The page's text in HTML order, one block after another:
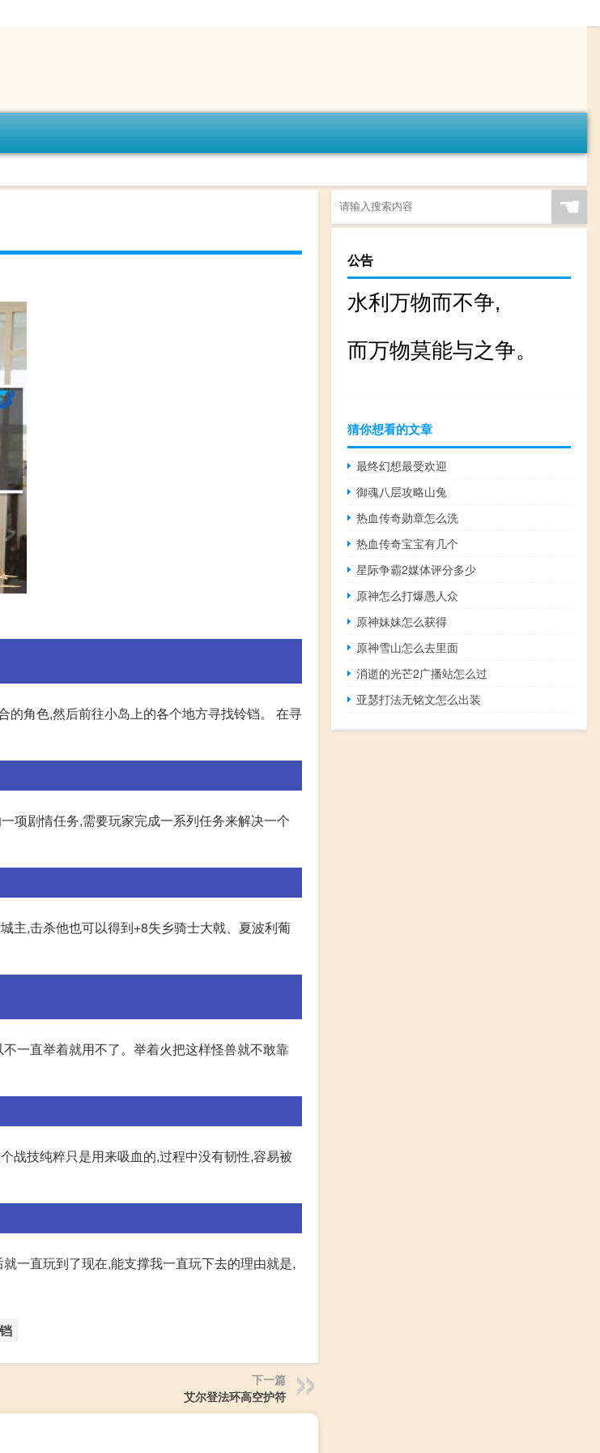
的角色,然后前往小岛上的各个地方寻找铃铛。 在寻
项剧情任务,需要玩家完成一系列任务来解决一个
主,击杀他也可以得到+8失乡骑士大戟、夏波利葡
一直举着就用不了。举着火把这样怪兽就不敢靠
战技纯粹只是用来吸血的,过程中没有韧性,容易被
一直玩到了现在,能支撑我一直玩下去的理由就是,
下一篇
艾尔登法环高空护符
☚
公告
水利万物而不争,
而万物莫能与之争。
猜你想看的文章
最终幻想最受欢迎
御魂八层攻略山兔
热血传奇勋章怎么洗
热血传奇宝宝有几个
星际争霸2媒体评分多少
原神怎么打爆愚人众
原神妹妹怎么获得
原神雪山怎么去里面
消逝的光芒2广播站怎么过
亚瑟打法无铭文怎么出装